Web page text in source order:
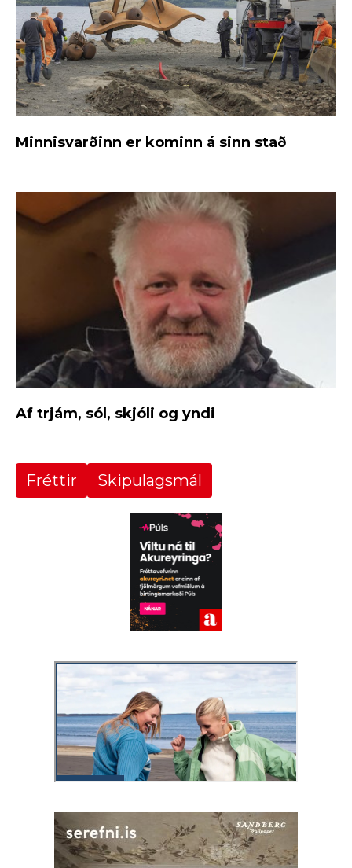
Minnisvarðinn er kominn á sinn stað
Af trjám, sól, skjóli og yndi
Fréttir Skipulagsmál